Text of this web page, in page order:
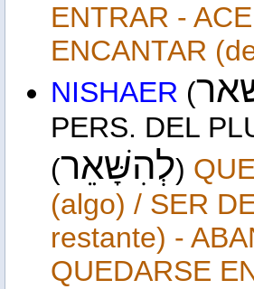
ENTRAR -
ENCANTAR
NISHAER (
PERS. DEL
(לְהִשָּׁאֵר)
(algo) / SER
restante) -
QUEDARSE